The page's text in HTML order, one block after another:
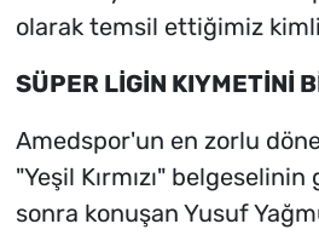
olarak temsil ettiğimiz
SÜPER LİGİN KIYMETİNİ
Amedspor'un en zorlu
"Yeşil Kırmızı"
sonra konuşan Yusuf